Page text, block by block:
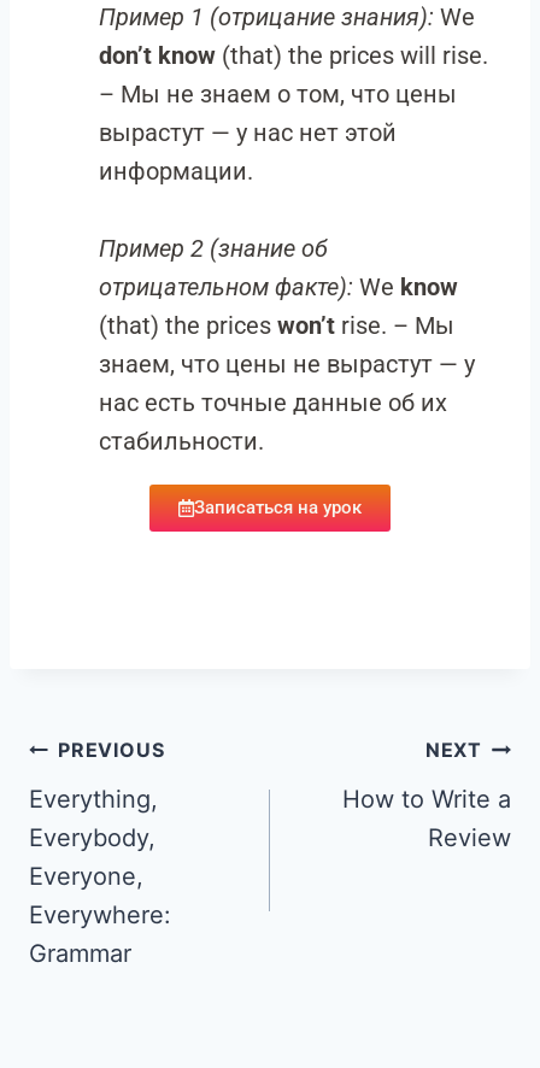
Пример 1 (отрицание знания): We
don’t know (that) the prices will rise.
– Мы не знаем о том, что цены
вырастут — у нас нет этой
информации.
Пример 2 (знание об
отрицательном факте): We know
(that) the prices won’t rise. – Мы
знаем, что цены не вырастут — у
нас есть точные данные об их
стабильности.
Записаться на урок
PREVIOUS
Everything,
Everybody,
Everyone,
Everywhere:
Grammar
NEXT
How to Write a
Review